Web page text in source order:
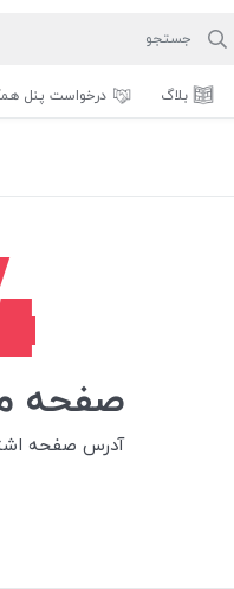
بلاگ درخواست پنل
صفحه
آدرس صفحه